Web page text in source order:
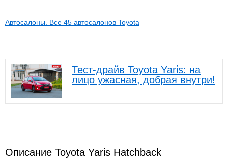
Автосалоны. Все 45 автосалонов Toyota
Тест-драйв Toyota Yaris: на
лицо ужасная, добрая внутри!
Описание Toyota Yaris Hatchback